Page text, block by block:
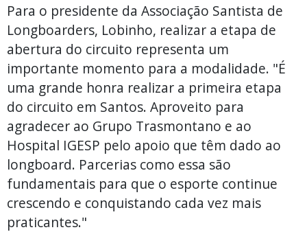
Para o presidente da Associação Santista de
Longboarders, Lobinho, realizar a etapa de
abertura do circuito representa um
importante momento para a modalidade. "É
uma grande honra realizar a primeira etapa
do circuito em Santos. Aproveito para
agradecer ao Grupo Trasmontano e ao
Hospital IGESP pelo apoio que têm dado ao
longboard. Parcerias como essa são
fundamentais para que o esporte continue
crescendo e conquistando cada vez mais
praticantes."